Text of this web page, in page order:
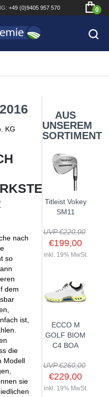
+49 (0)9405 957 570 0
KG
nach
so
dem
ist,
die
Modell
sie
AUS
UNSEREM
SORTIMENT
Titleist Vokey
SM11
UVP €220,00
€199,00
inkl. 19% MwSt.
ECCO M
GOLF BIOM
C4 BOA
UVP €260,00
€229,00
inkl. 19% MwSt.